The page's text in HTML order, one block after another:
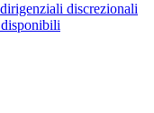
discrezionali